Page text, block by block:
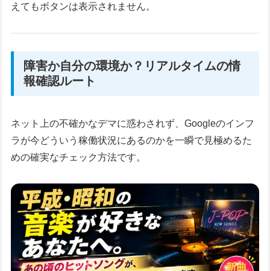
えてもボタンは表示されません。
障害か自分の環境か？リアルタイムの情
報確認ルート
ネット上の不確かなデマに惑わされず、Googleのインフ
ラが今どういう稼働状況にあるのかを一瞬で見極めるた
めの確実なチェック方法です。